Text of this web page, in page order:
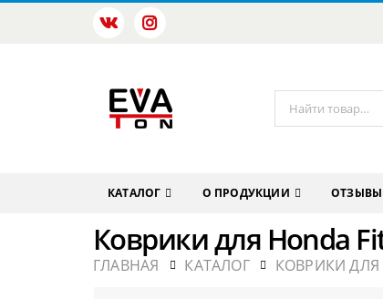
КАТАЛОГ О ПРОДУКЦИИ ОТЗЫВЫ
Коврики для Honda
ГЛАВНАЯ КАТАЛОГ КОВРИКИ ДЛЯ